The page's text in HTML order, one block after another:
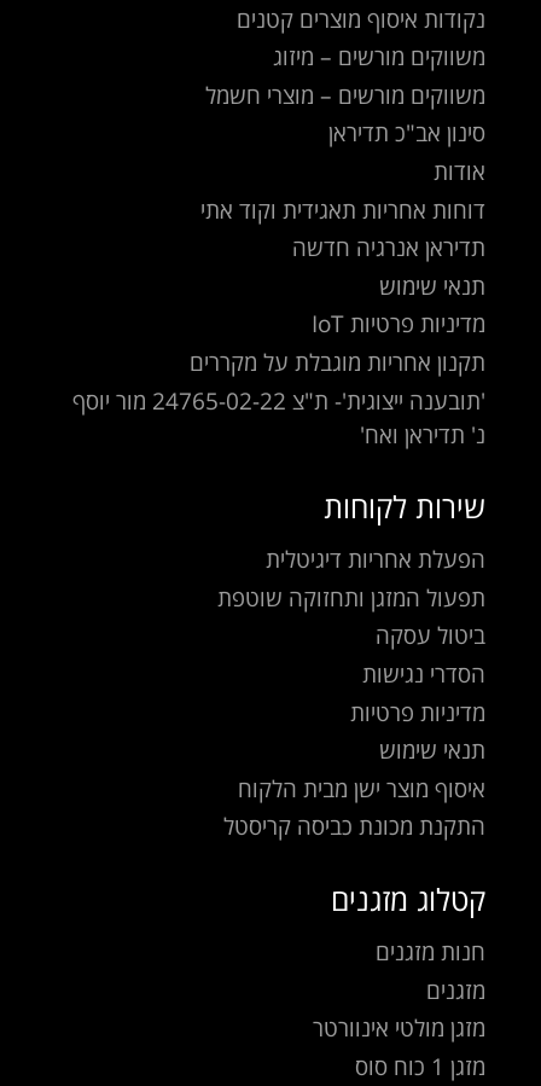
נקודות איסוף מוצרים קטנים
משווקים מורשים – מיזוג
משווקים מורשים – מוצרי חשמל
סינון אב"כ תדיראן
אודות
דוחות אחריות תאגידית וקוד אתי
תדיראן אנרגיה חדשה
תנאי שימוש
מדיניות פרטיות IoT
תקנון אחריות מוגבלת על מקררים
'תובענה ייצוגית'- ת"צ 24765-02-22 מור יוסף
נ' תדיראן ואח'
שירות לקוחות
הפעלת אחריות דיגיטלית
תפעול המזגן ותחזוקה שוטפת
ביטול עסקה
הסדרי נגישות
מדיניות פרטיות
תנאי שימוש
איסוף מוצר ישן מבית הלקוח
התקנת מכונת כביסה קריסטל
קטלוג מזגנים
חנות מזגנים
מזגנים
מזגן מולטי אינוורטר
מזגן 1 כוח סוס